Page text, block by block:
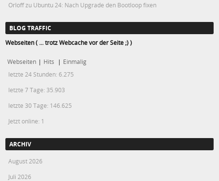
Orloffzu Ubuntu 24: Nach Upgrade den Bootloop fixen
BLOG TRAFFIC
Webseiten ( ... trotz Webcache vor der Seite ;) )
Webseiten | Hits | Einmalig
letzte 24 Stunden:6.275
letzte 7 Tage: 35.903
letzte 30 Tage: 146.625
Jetzt online: 1
ARCHIV
August 2026
Juli 2026